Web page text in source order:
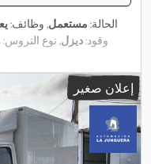
الحالة: مستعمل, وظائف:
, وقود:ديزل, نوع التروس:
إعلان صغير